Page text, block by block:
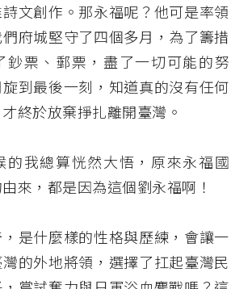
文創作。那永福呢？他可是率領
府城堅守了四個多月，為了籌措
鈔票、郵票，盡了一切可能的努
到最後一刻，知道真的沒有任何
終於放棄掙扎離開臺灣。
的我總算恍然大悟，原來永福國
來，都是因為這個劉永福啊！
是什麼樣的性格與歷練，會讓一
的外地將領，選擇了扛起臺灣民